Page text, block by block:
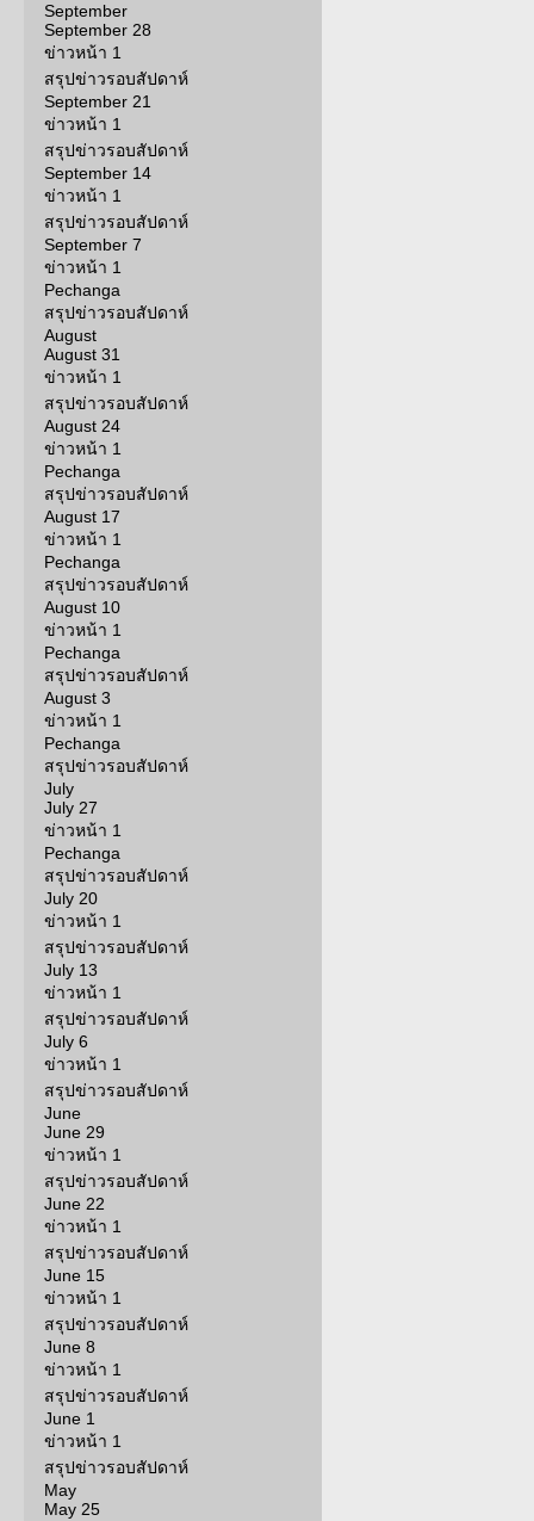
September
September 28
ข่าวหน้า 1
สรุปข่าวรอบสัปดาห์
September 21
ข่าวหน้า 1
สรุปข่าวรอบสัปดาห์
September 14
ข่าวหน้า 1
สรุปข่าวรอบสัปดาห์
September 7
ข่าวหน้า 1
Pechanga
สรุปข่าวรอบสัปดาห์
August
August 31
ข่าวหน้า 1
สรุปข่าวรอบสัปดาห์
August 24
ข่าวหน้า 1
Pechanga
สรุปข่าวรอบสัปดาห์
August 17
ข่าวหน้า 1
Pechanga
สรุปข่าวรอบสัปดาห์
August 10
ข่าวหน้า 1
Pechanga
สรุปข่าวรอบสัปดาห์
August 3
ข่าวหน้า 1
Pechanga
สรุปข่าวรอบสัปดาห์
July
July 27
ข่าวหน้า 1
Pechanga
สรุปข่าวรอบสัปดาห์
July 20
ข่าวหน้า 1
สรุปข่าวรอบสัปดาห์
July 13
ข่าวหน้า 1
สรุปข่าวรอบสัปดาห์
July 6
ข่าวหน้า 1
สรุปข่าวรอบสัปดาห์
June
June 29
ข่าวหน้า 1
สรุปข่าวรอบสัปดาห์
June 22
ข่าวหน้า 1
สรุปข่าวรอบสัปดาห์
June 15
ข่าวหน้า 1
สรุปข่าวรอบสัปดาห์
June 8
ข่าวหน้า 1
สรุปข่าวรอบสัปดาห์
June 1
ข่าวหน้า 1
สรุปข่าวรอบสัปดาห์
May
May 25